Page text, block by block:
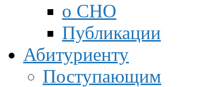
о СНО
Публикации
Абитуриенту
Поступающим